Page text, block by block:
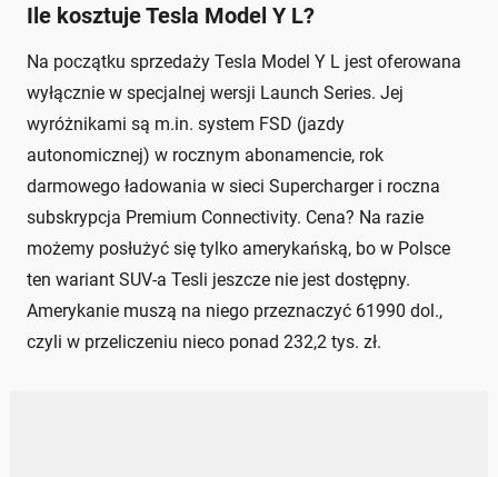
Ile kosztuje Tesla Model Y L?
Na początku sprzedaży Tesla Model Y L jest oferowana
wyłącznie w specjalnej wersji Launch Series. Jej
wyróżnikami są m.in. system FSD (jazdy
autonomicznej) w rocznym abonamencie, rok
darmowego ładowania w sieci Supercharger i roczna
subskrypcja Premium Connectivity. Cena? Na razie
możemy posłużyć się tylko amerykańską, bo w Polsce
ten wariant SUV-a Tesli jeszcze nie jest dostępny.
Amerykanie muszą na niego przeznaczyć 61990 dol.,
czyli w przeliczeniu nieco ponad 232,2 tys. zł.